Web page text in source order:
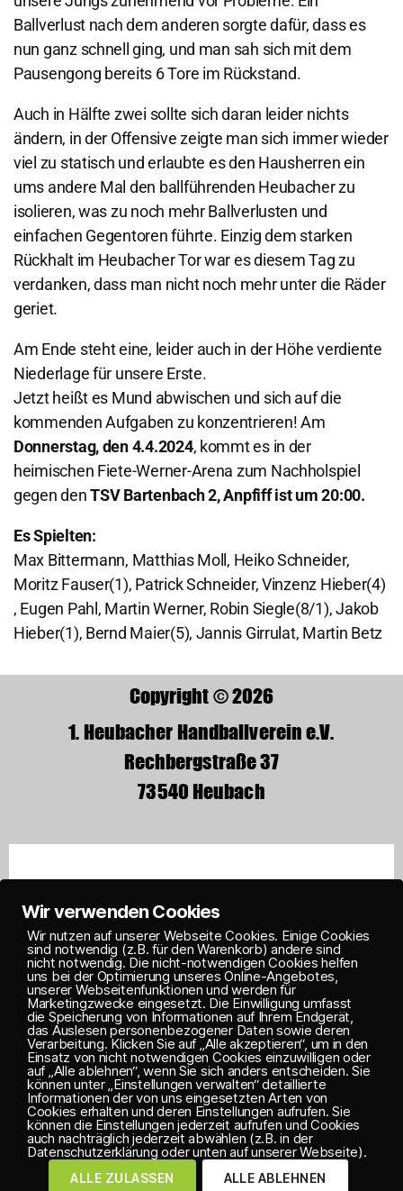
Ballverlust nach dem anderen sorgte dafür, dass es
nun ganz schnell ging, und man sah sich mit dem
Pausengong bereits 6 Tore im Rückstand.
Auch in Hälfte zwei sollte sich daran leider nichts
ändern, in der Offensive zeigte man sich immer wieder
viel zu statisch und erlaubte es den Hausherren ein
ums andere Mal den ballführenden Heubacher zu
isolieren, was zu noch mehr Ballverlusten und
einfachen Gegentoren führte. Einzig dem starken
Rückhalt im Heubacher Tor war es diesem Tag zu
verdanken, dass man nicht noch mehr unter die Räder
geriet.
Am Ende steht eine, leider auch in der Höhe verdiente
Niederlage für unsere Erste.
Jetzt heißt es Mund abwischen und sich auf die
kommenden Aufgaben zu konzentrieren! Am
Donnerstag, den 4.4.2024, kommt es in der
heimischen Fiete-Werner-Arena zum Nachholspiel
gegen denTSV Bartenbach 2,Anpfiff ist um 20:00.
Es Spielten:
Max Bittermann, Matthias Moll, Heiko Schneider,
Moritz Fauser(1), Patrick Schneider, Vinzenz Hieber(4)
, Eugen Pahl, Martin Werner, Robin Siegle(8/1), Jakob
Hieber(1), Bernd Maier(5), Jannis Girrulat, Martin Betz
Copyright © 2026
1. Heubacher Handballverein e.V.
Rechbergstraße 37
73540 Heubach
IMPRESSUM
Wir verwenden Cookies
Wir nutzen auf unserer Webseite Cookies. Einige Cookies
sind notwendig (z.B. für den Warenkorb) andere sind
nicht notwendig. Die nicht-notwendigen Cookies helfen
uns bei der Optimierung unseres Online-Angebotes,
unserer Webseitenfunktionen und werden für
Marketingzwecke eingesetzt. Die Einwilligung umfasst
die Speicherung von Informationen auf Ihrem Endgerät,
das Auslesen personenbezogener Daten sowie deren
Verarbeitung. Klicken Sie auf „Alle akzeptieren“, um in den
Einsatz von nicht notwendigen Cookies einzuwilligen oder
auf „Alle ablehnen“, wenn Sie sich anders entscheiden. Sie
können unter „Einstellungen verwalten“ detaillierte
Informationen der von uns eingesetzten Arten von
Cookies erhalten und deren Einstellungen aufrufen. Sie
können die Einstellungen jederzeit aufrufen und Cookies
auch nachträglich jederzeit abwählen (z.B. in der
Datenschutzerklärung oder unten auf unserer Webseite).
ALLE ZULASSEN ALLE ABLEHNEN